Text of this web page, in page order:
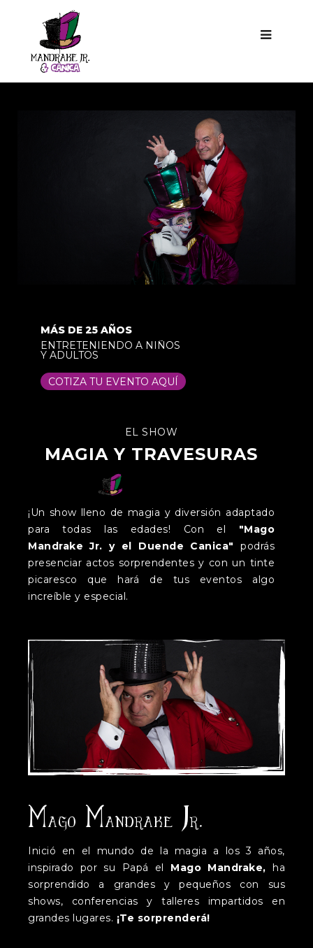
MÁS DE 25 AÑOS
ENTRETENIENDO A NIÑOS
Y ADULTOS
COTIZA TU EVENTO AQUÍ
EL SHOW
MAGIA Y TRAVESURAS
¡Un show lleno de magia y diversión adaptado
para todas las edades! Con el "Mago
Mandrake Jr. y el Duende Canica" podrás
presenciar actos sorprendentes y con un tinte
picaresco que hará de tus eventos algo
increíble y especial.
MAGO MANDRAKE JR.
Inició en el mundo de la magia a los 3 años,
inspirado por su Papá el Mago Mandrake, ha
sorprendido a grandes y pequeños con sus
shows, conferencias y talleres impartidos en
grandes lugares. ¡Te sorprenderá!